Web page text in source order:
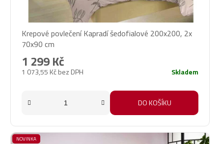
Krepové povlečení Kapradí šedofialové 200x200, 2x
70x90 cm
1 073,55 Kč bez DPH
1 299 Kč
Skladem
DO KOŠÍKU
NOVINKA